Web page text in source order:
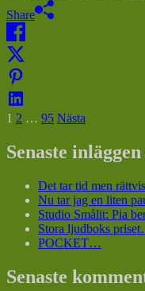
Share
Sidnumrering
för
inlägg
1 2 … 95 Nästa
Senaste inläggen
Det tar tid men
Nu tar jag en liten
Studio Smålit: Pia
Stora ljudboks
POCKET…
Senaste